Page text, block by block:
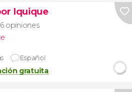
Iquique
6 opiniones
Español
gratuita